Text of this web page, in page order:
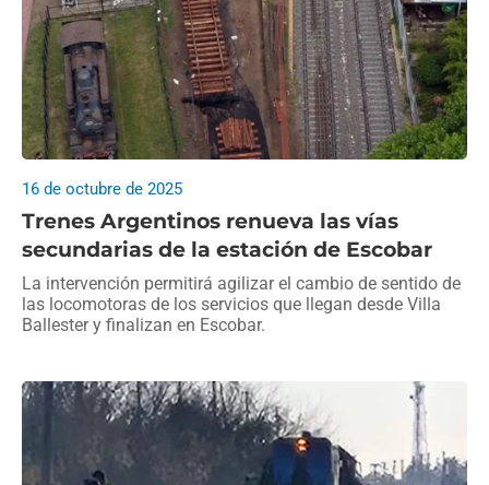
Trenes Argentinos renueva las vías
secundarias de la estación de Escobar
16 de octubre de 2025
La intervención permitirá agilizar el cambio de sentido de
las locomotoras de los servicios que llegan desde Villa
Ballester y finalizan en Escobar.